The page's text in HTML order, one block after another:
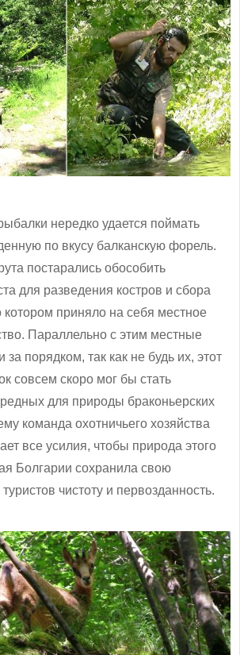
нередко удается поймать
по вкусу балканскую форель.
постарались обособить
для разведения костров и сбора
котором приняло на себя местное
Параллельно с этим местные
за порядком, так как не будь их, этот
совсем скоро мог бы стать
для природы браконьерских
команда охотничьего хозяйства
все усилия, чтобы природа этого
Болгарии сохранила свою
чистоту и первозданность.